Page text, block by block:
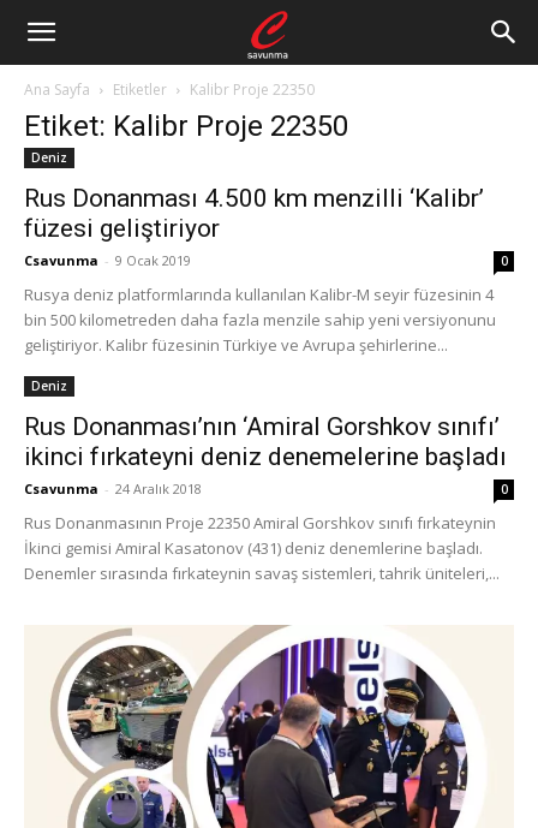
Ana Sayfa Etiketler Kalibr Proje 22350
Etiket: Kalibr Proje 22350
Deniz
Rus Donanması 4.500 km menzilli ‘Kalibr’
füzesi geliştiriyor
Csavunma - 9 Ocak 2019 0
Rusya deniz platformlarında kullanılan Kalibr-M seyir füzesinin 4
bin 500 kilometreden daha fazla menzile sahip yeni versiyonunu
geliştiriyor. Kalibr füzesinin Türkiye ve Avrupa şehirlerine...
Deniz
Rus Donanması’nın ‘Amiral Gorshkov sınıfı’
ikinci fırkateyni deniz denemelerine başladı
Csavunma - 24 Aralık 2018 0
Rus Donanmasının Proje 22350 Amiral Gorshkov sınıfı fırkateynin
İkinci gemisi Amiral Kasatonov (431) deniz denemlerine başladı.
Denemler sırasında fırkateynin savaş sistemleri, tahrik üniteleri,...